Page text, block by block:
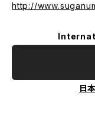
http://
日